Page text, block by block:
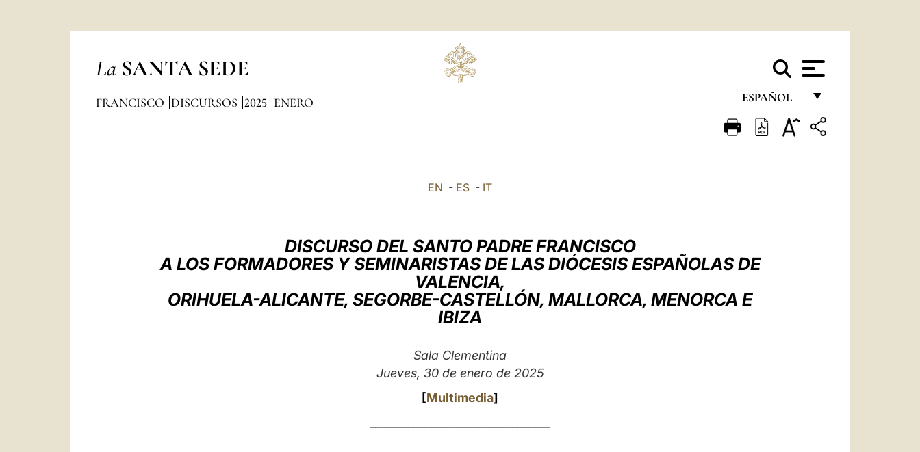
La SANTA SEDE
ESPAÑOL
FRANÇAIS
DEUTSCH
FRANCISCO DISCURSOS 2025 ENERO
EN - ES - IT
DISCURSO DEL SANTO PADRE FRANCISCO
A LOS FORMADORES Y SEMINARISTAS DE LAS DIÓCESIS ESPAÑOLAS DE
VALENCIA,
ORIHUELA-ALICANTE, SEGORBE-CASTELLÓN, MALLORCA, MENORCA E
IBIZA
Sala Clementina
Jueves, 30 de enero de 2025
[Multimedia]